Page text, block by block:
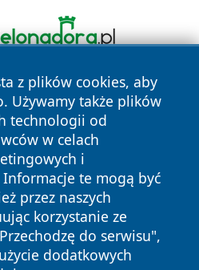
z plików cookies, aby
Używamy także plików
technologii od
w celach
i
Informacje te mogą być
przez naszych
korzystanie ze
do serwisu",
dodatkowych
Wszystkie prawa
Polityka